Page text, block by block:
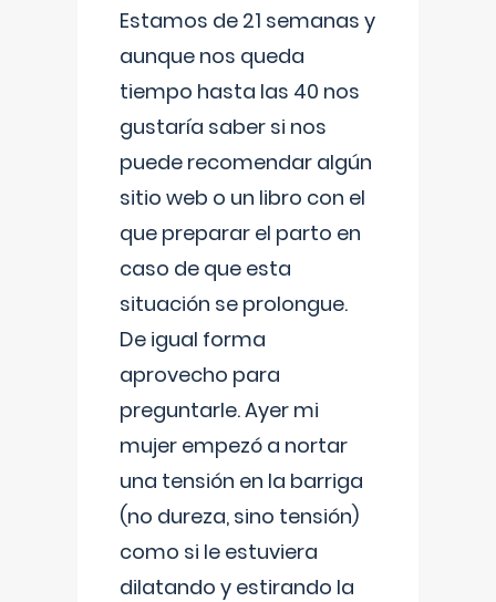
Estamos de 21 semanas y
aunque nos queda
tiempo hasta las 40 nos
gustaría saber si nos
puede recomendar algún
sitio web o un libro con el
que preparar el parto en
caso de que esta
situación se prolongue.
De igual forma
aprovecho para
preguntarle. Ayer mi
mujer empezó a nortar
una tensión en la barriga
(no dureza, sino tensión)
como si le estuviera
dilatando y estirando la